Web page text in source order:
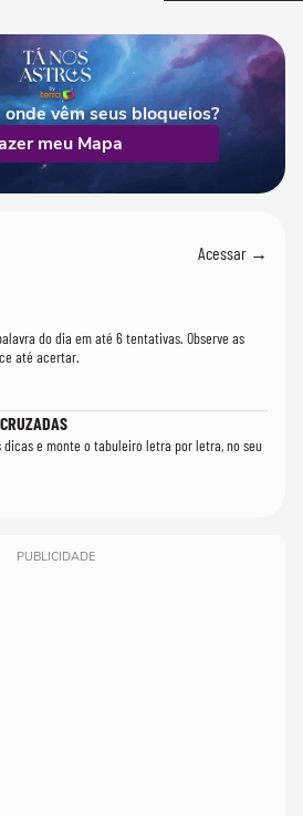
vêm seus bloqueios?
meu Mapa
Acessar →
do dia em até 6 tentativas. Observe as
até acertar.
dicas e monte o tabuleiro letra por letra, no seu
PUBLICIDADE